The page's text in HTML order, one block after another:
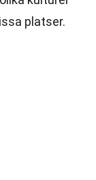
platser.